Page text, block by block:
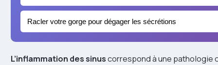
Racler votre gorge pour dégager les sécrétions
L’inflammation des sinuscorrespond à une pathologie